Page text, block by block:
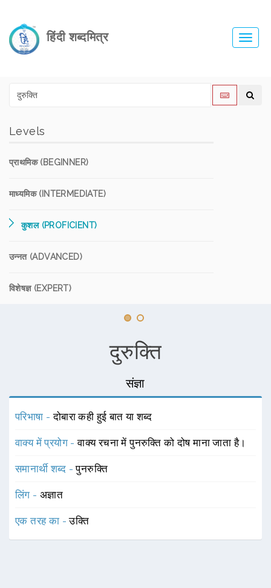
हिंदी शब्दमित्र
Levels
प्राथमिक (BEGINNER)
माध्यमिक (INTERMEDIATE)
कुशल (PROFICIENT)
उन्नत (ADVANCED)
विशेषज्ञ (EXPERT)
दुरुक्ति
संज्ञा
परिभाषा -दोबारा कही हुई बात या शब्द
वाक्य में प्रयोग -वाक्य रचना में पुनरुक्ति को दोष माना जाता है।
समानार्थी शब्द -पुनरुक्ति
लिंग - अज्ञात
एक तरह का -उक्ति